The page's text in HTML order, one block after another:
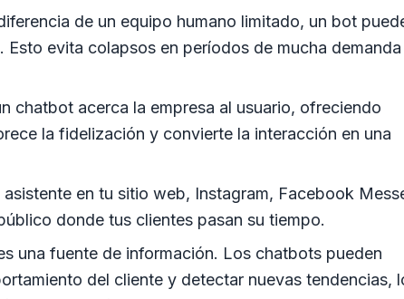
de un equipo humano limitado, un bot
evita colapsos en períodos de mucha
chatbot acerca la empresa al usuario, ofreciendo
la fidelización y convierte la interacción en una
en tu sitio web, Instagram, Facebook
donde tus clientes pasan su tiempo.
una fuente de información. Los chatbots pueden
del cliente y detectar nuevas tendencias,